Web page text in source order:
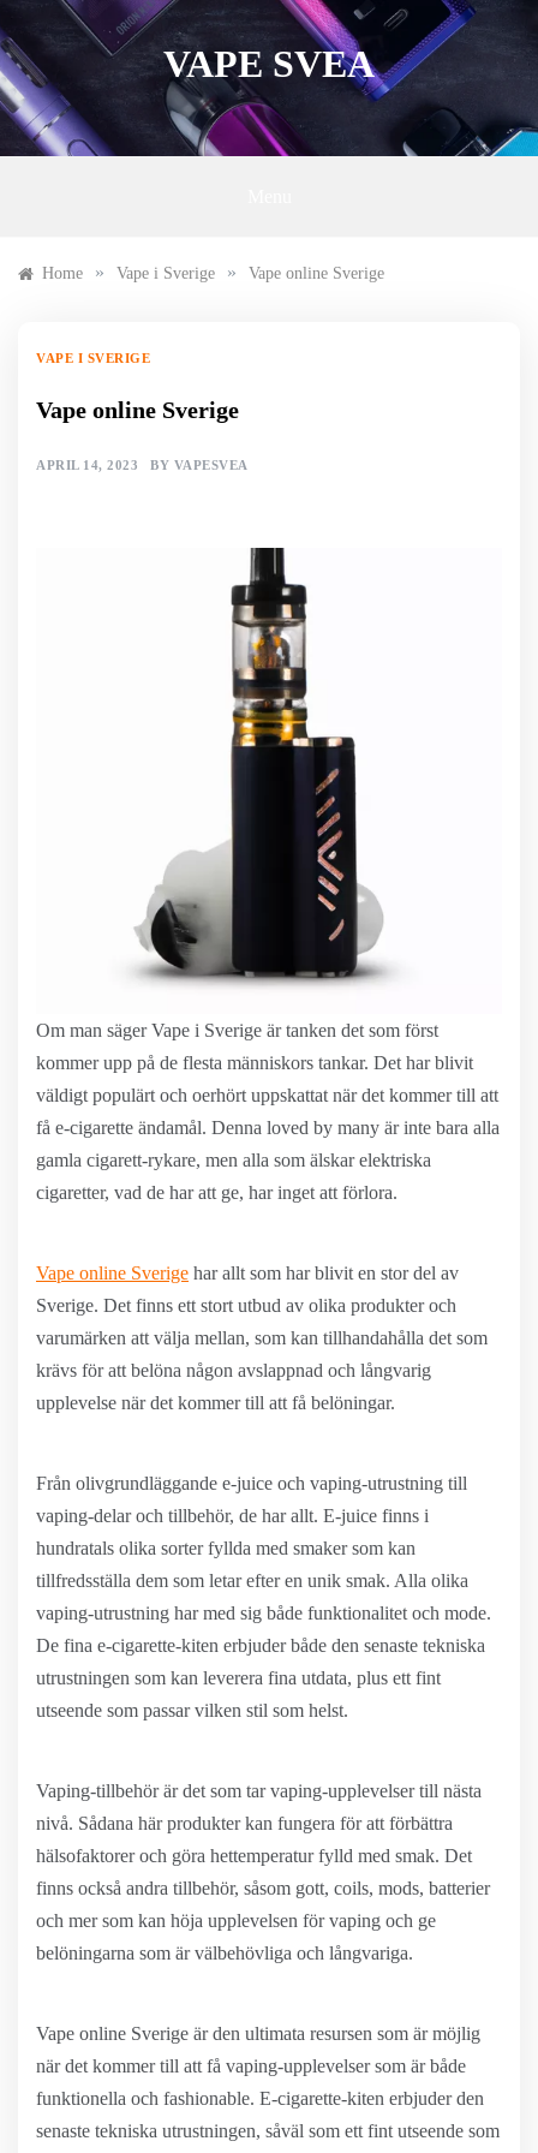
to
content
VAPE SVEA
Home » Vape i Sverige » Vape online Sverige
VAPE I SVERIGE
Vape online Sverige
APRIL 14, 2023 BY VAPESVEA
Om man säger Vape i Sverige är tanken det som först
kommer upp på de flesta människors tankar. Det har blivit
väldigt populärt och oerhört uppskattat när det kommer till att
få e-cigarette ändamål. Denna loved by many är inte bara alla
gamla cigarett-rykare, men alla som älskar elektriska
cigaretter, vad de har att ge, har inget att förlora.
Vape online Sverige har allt som har blivit en stor del av
Sverige. Det finns ett stort utbud av olika produkter och
varumärken att välja mellan, som kan tillhandahålla det som
krävs för att belöna någon avslappnad och långvarig
upplevelse när det kommer till att få belöningar.
Från olivgrundläggande e-juice och vaping-utrustning till
vaping-delar och tillbehör, de har allt. E-juice finns i
hundratals olika sorter fyllda med smaker som kan
tillfredsställa dem som letar efter en unik smak. Alla olika
vaping-utrustning har med sig både funktionalitet och mode.
De fina e-cigarette-kiten erbjuder både den senaste tekniska
utrustningen som kan leverera fina utdata, plus ett fint
utseende som passar vilken stil som helst.
Vaping-tillbehör är det som tar vaping-upplevelser till nästa
nivå. Sådana här produkter kan fungera för att förbättra
hälsofaktorer och göra hettemperatur fylld med smak. Det
finns också andra tillbehör, såsom gott, coils, mods, batterier
och mer som kan höja upplevelsen för vaping och ge
belöningarna som är välbehövliga och långvariga.
Vape online Sverige är den ultimata resursen som är möjlig
när det kommer till att få vaping-upplevelser som är både
funktionella och fashionable. E-cigarette-kiten erbjuder den
senaste tekniska utrustningen, såväl som ett fint utseende som